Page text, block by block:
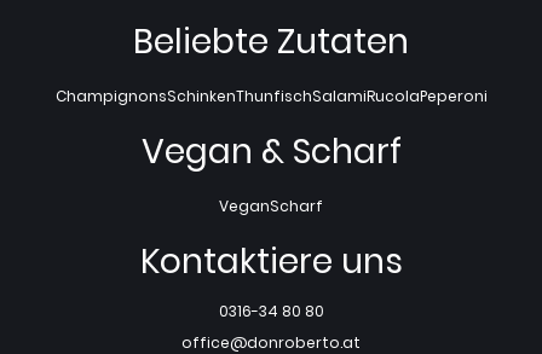
Beliebte Zutaten
ChampignonsSchinkenThunfischSalamiRucolaPeperoni
Vegan & Scharf
VeganScharf
Kontaktiere uns
0316-34 80 80
office@donroberto.at